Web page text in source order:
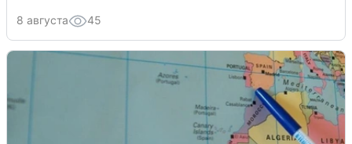
8 августа 45